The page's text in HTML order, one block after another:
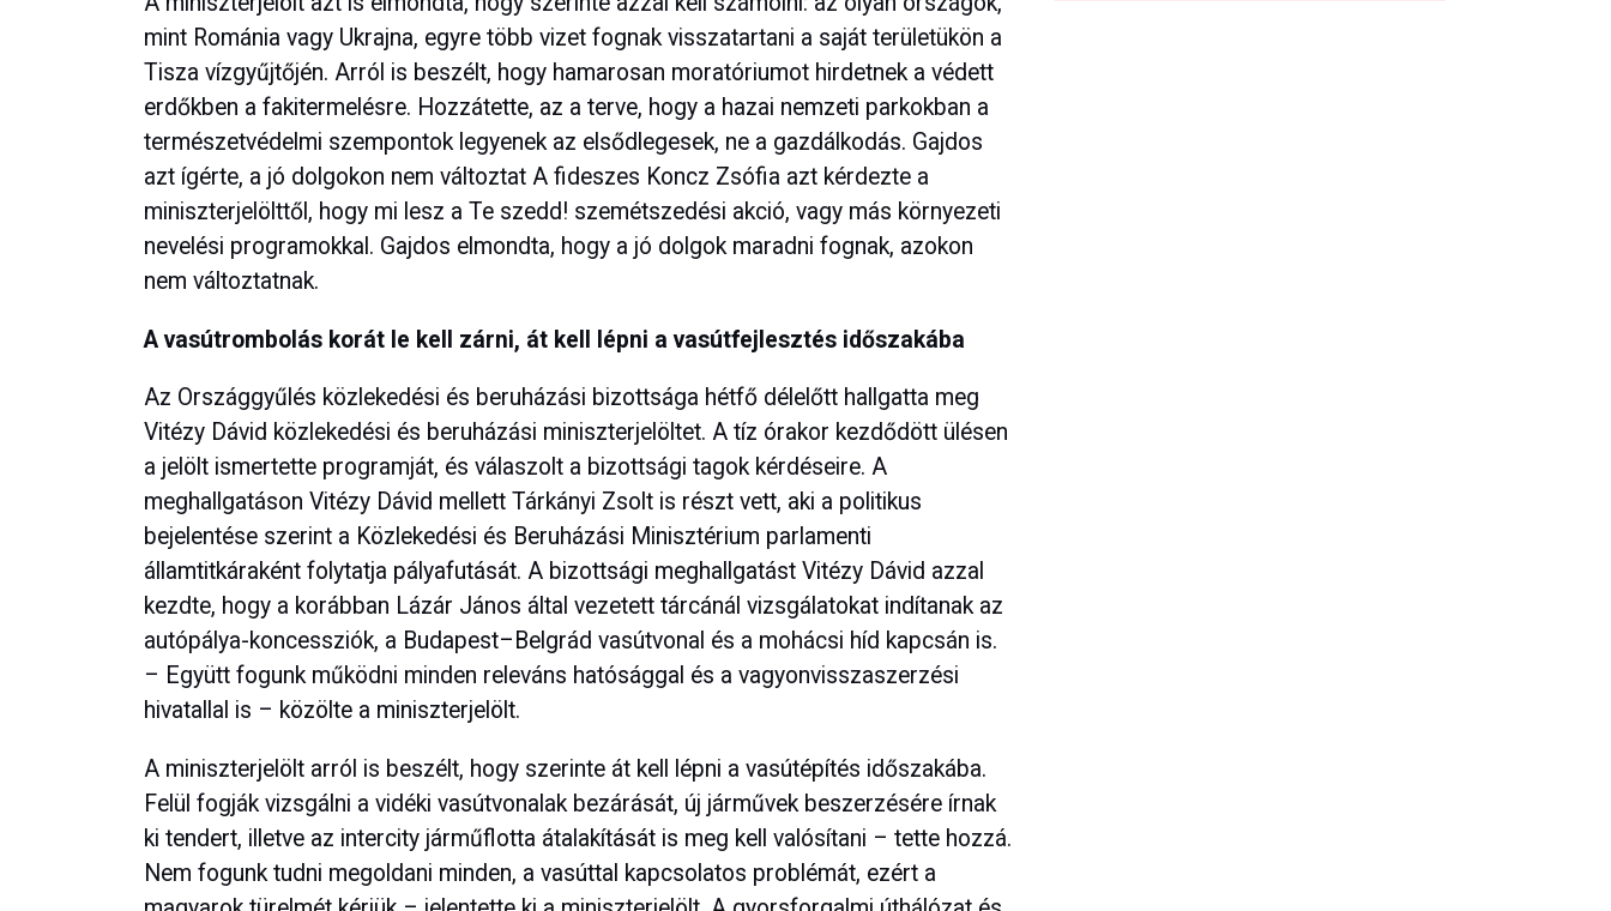
mint Románia vagy Ukrajna, egyre több vizet fognak visszatartani a saját területükön a
Tisza vízgyűjtőjén. Arról is beszélt, hogy hamarosan moratóriumot hirdetnek a védett
erdőkben a fakitermelésre. Hozzátette, az a terve, hogy a hazai nemzeti parkokban a
természetvédelmi szempontok legyenek az elsődlegesek, ne a gazdálkodás. Gajdos
azt ígérte, a jó dolgokon nem változtat A fideszes Koncz Zsófia azt kérdezte a
miniszterjelölttől, hogy mi lesz a Te szedd! szemétszedési akció, vagy más környezeti
nevelési programokkal. Gajdos elmondta, hogy a jó dolgok maradni fognak, azokon
nem változtatnak.
A vasútrombolás korát le kell zárni, át kell lépni a vasútfejlesztés időszakába
Az Országgyűlés közlekedési és beruházási bizottsága hétfő délelőtt hallgatta meg
Vitézy Dávid közlekedési és beruházási miniszterjelöltet. A tíz órakor kezdődött ülésen
a jelölt ismertette programját, és válaszolt a bizottsági tagok kérdéseire. A
meghallgatáson Vitézy Dávid mellett Tárkányi Zsolt is részt vett, aki a politikus
bejelentése szerint a Közlekedési és Beruházási Minisztérium parlamenti
államtitkáraként folytatja pályafutását. A bizottsági meghallgatást Vitézy Dávid azzal
kezdte, hogy a korábban Lázár János által vezetett tárcánál vizsgálatokat indítanak az
autópálya-koncessziók, a Budapest–Belgrád vasútvonal és a mohácsi híd kapcsán is.
– Együtt fogunk működni minden releváns hatósággal és a vagyonvisszaszerzési
hivatallal is – közölte a miniszterjelölt.
A miniszterjelölt arról is beszélt, hogy szerinte át kell lépni a vasútépítés időszakába.
Felül fogják vizsgálni a vidéki vasútvonalak bezárását, új járművek beszerzésére írnak
ki tendert, illetve az intercity járműflotta átalakítását is meg kell valósítani – tette hozzá.
Nem fogunk tudni megoldani minden, a vasúttal kapcsolatos problémát, ezért a